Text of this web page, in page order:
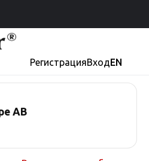
РегистрацияВходEN
AB